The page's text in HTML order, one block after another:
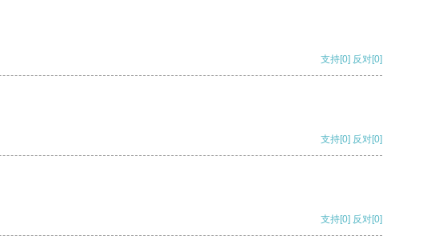
支持[0] 反对[0]
支持[0] 反对[0]
支持[0] 反对[0]